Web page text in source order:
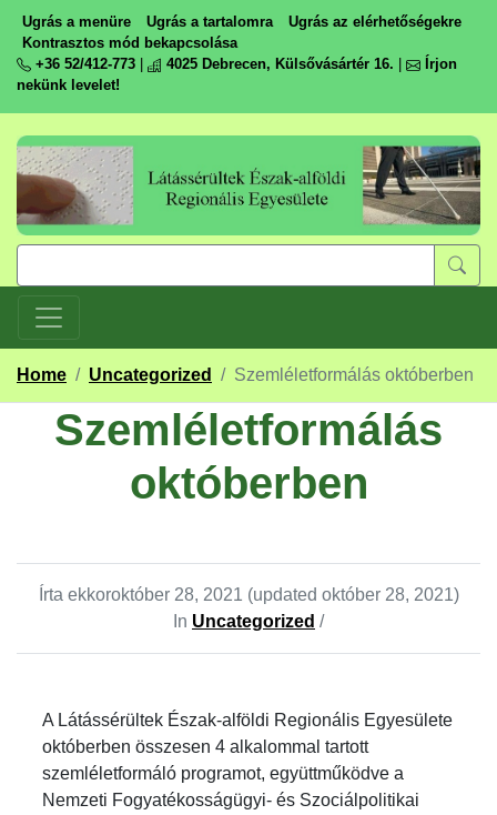
Ugrás a menüre Ugrás a tartalomra
Ugrás az elérhetőségekre
Kontrasztos mód bekapcsolása
+36 52/412-773
4025 Debrecen, Külsővásártér 16.
Írjon
nekünk levelet!
Home / Uncategorized / Szemléletformálás októberben
Szemléletformálás
októberben
Írta ekkoroktóber 28, 2021 (updated október 28, 2021)
In Uncategorized /
A Látássérültek Észak-alföldi Regionális Egyesülete
októberben összesen 4 alkalommal tartott
szemléletformáló programot, együttműködve a
Nemzeti Fogyatékosságügyi- és Szociálpolitikai